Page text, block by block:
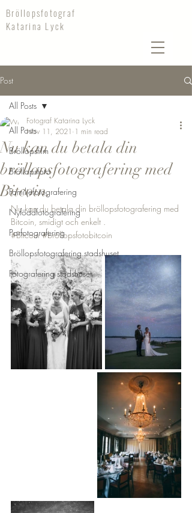
Bröllopsfotograf
Katarina Lyck
Post
All Posts
Bröllopsfilm
Bröllopsfoto
Familjefotografering
Nyföddfotografering
Parfotografering
Bröllopsfotografering stadshuset
Fotografering stadshuset
All Posts
Nu kan du betala din
bröllopsfotografering med
Bitcoin.
Fotograf Katarina Lyck
Nov 11, 2021 1 min read
Nu kan du betala din bröllopsfotografering med
Bitcoin, smidigt och enkelt .
#Bitcoin #bröllopsfotobitcoin